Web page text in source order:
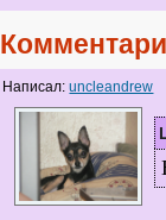
Написал:uncleandrew